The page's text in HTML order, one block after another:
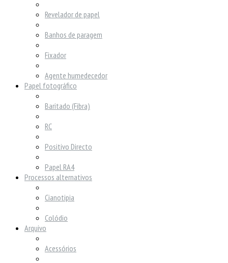
Revelador de papel
Banhos de paragem
Fixador
Agente humedecedor
Papel fotográfico
Baritado (Fibra)
RC
Positivo Directo
Papel RA4
Processos alternativos
Cianotipia
Colódio
Arquivo
Acessórios